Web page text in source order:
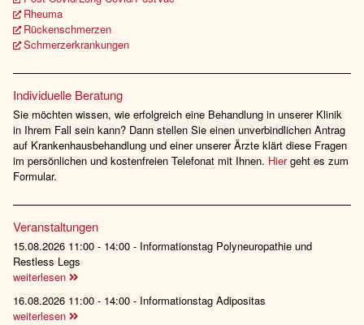
Rheuma
Rückenschmerzen
Schmerzerkrankungen
Individuelle Beratung
Sie möchten wissen, wie erfolgreich eine Behandlung in unserer Klinik
in Ihrem Fall sein kann? Dann stellen Sie einen unverbindlichen Antrag
auf Krankenhausbehandlung und einer unserer Ärzte klärt diese Fragen
im persönlichen und kostenfreien Telefonat mit Ihnen. Hiergeht es zum
Formular.
Veranstaltungen
15.08.2026 11:00 - 14:00 - Informationstag Polyneuropathie und
Restless Legs
weiterlesen
16.08.2026 11:00 - 14:00 - Informationstag Adipositas
weiterlesen